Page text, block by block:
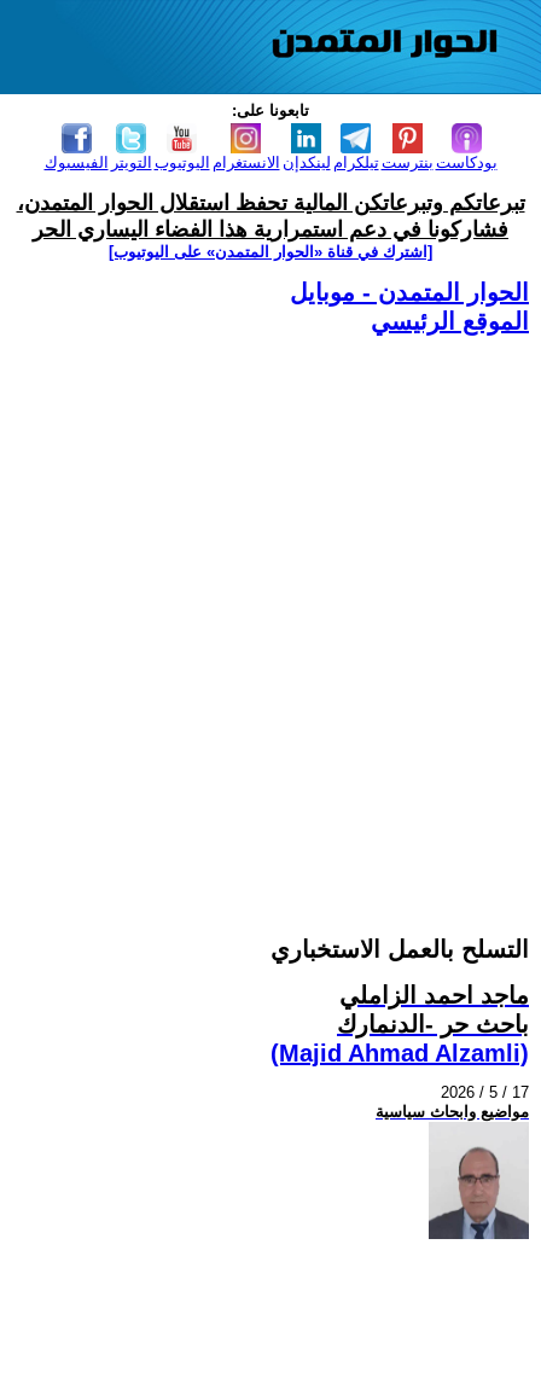
تابعونا على:
الفيسبوك التويتر اليوتيوب الانستغرام لينكدإن تيلكرامبنترست بودكاست
تبرعاتكم وتبرعاتكن المالية تحفظ استقلال الحوار المتمدن،
فشاركونا في دعم استمرارية هذا الفضاء اليساري الحر
[اشترك في قناة ‫«الحوار المتمدن» على اليوتيوب]
الحوار المتمدن - موبايل
الموقع الرئيسي
التسلح بالعمل الاستخباري
ماجد احمد الزاملي
باحث حر -الدنمارك
(Majid Ahmad Alzamli)
2026 / 5 / 17
مواضيع وابحاث سياسية